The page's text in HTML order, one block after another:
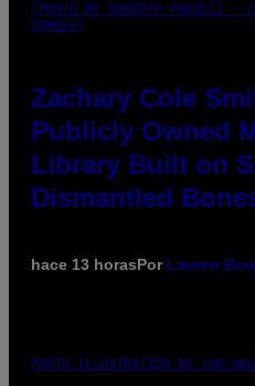
(PHOTO BY ROBERTO PANUCCI –
IMAGES)
Zachary Cole
Publicly Owned
Library Built on
Dismantled
hace 13 horasPor Lauren
PHOTO ILLUSTRATION BY IAN